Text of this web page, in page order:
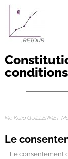
Me Katia GUILLERMET,
Le
Le consentement